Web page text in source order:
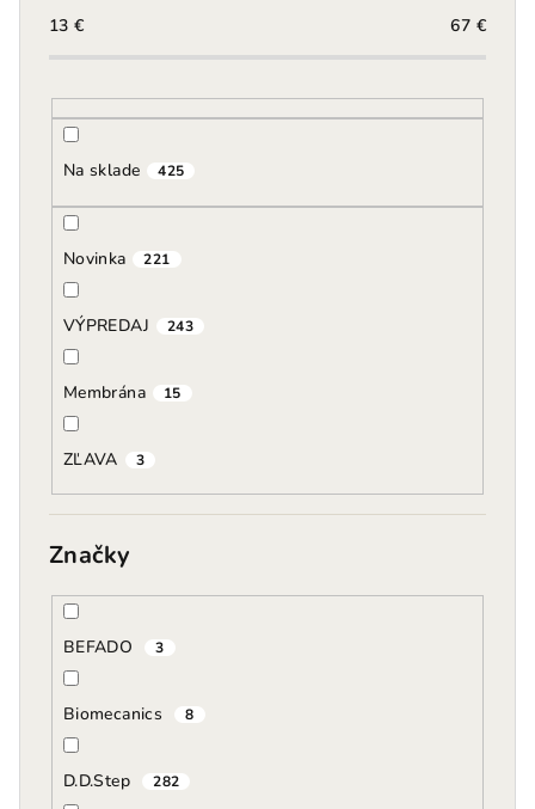
13 € 67 €
Na sklade 425
Novinka 221
VÝPREDAJ 243
Membrána 15
ZĽAVA 3
Značky
BEFADO 3
Biomecanics 8
D.D.Step 282